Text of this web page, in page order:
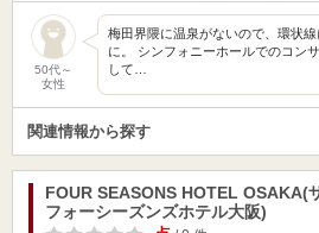
50代～
女性
梅田界隈に温泉がないので、環状
に。 シンフォニーホールでのコン
して…
関連情報から探す
FOUR SEASONS HOTEL OSAKA(
フォーシーズンズホテル大阪)